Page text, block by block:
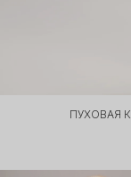
ПУХОВАЯ